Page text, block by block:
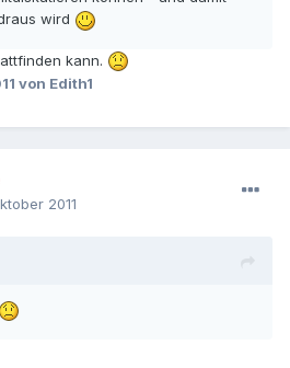
wird
kann.
von Edith1
2011